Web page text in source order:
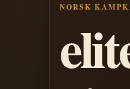
NORSK